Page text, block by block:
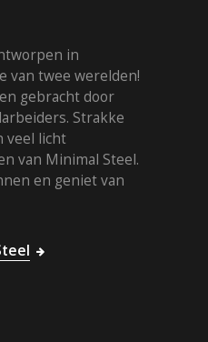
in
van twee werelden!
gebracht door
Strakke
veel licht
van Minimal Steel.
en geniet van